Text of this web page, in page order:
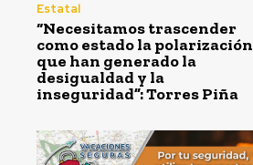
Estatal
“Necesitamos trascender
como estado la polarización
que han generado la
desigualdad y la
inseguridad”: Torres Piña